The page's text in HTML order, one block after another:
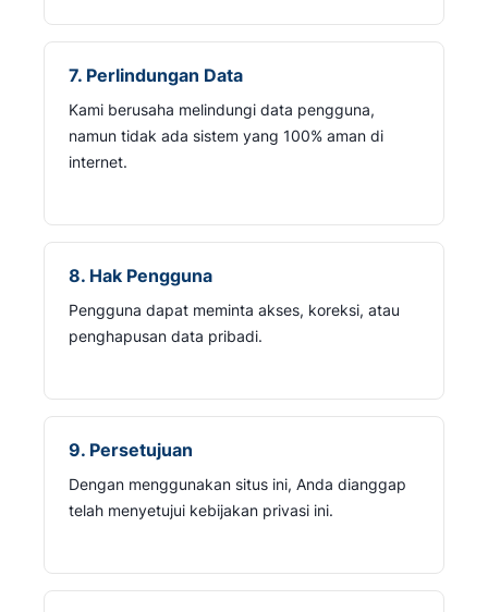
7. Perlindungan Data
Kami berusaha melindungi data pengguna,
namun tidak ada sistem yang 100% aman di
internet.
8. Hak Pengguna
Pengguna dapat meminta akses, koreksi, atau
penghapusan data pribadi.
9. Persetujuan
Dengan menggunakan situs ini, Anda dianggap
telah menyetujui kebijakan privasi ini.